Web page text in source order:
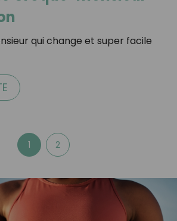
qui change et super facile
1 2